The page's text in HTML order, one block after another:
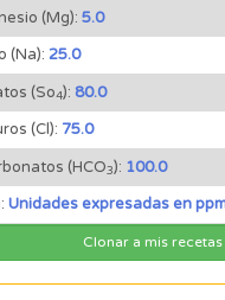
(Mg): 5.0
(Na): 25.0
(So4): 80.0
(Cl): 75.0
(HCO3): 100.0
Unidades expresadas en
Clonar a mis recetas